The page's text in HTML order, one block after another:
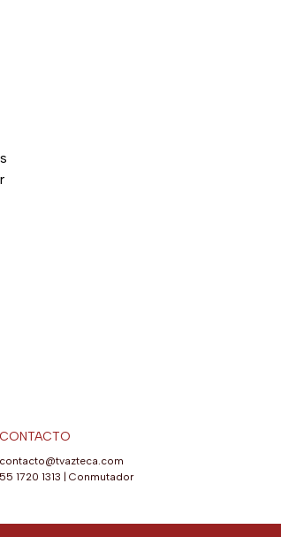
CONTACTO
contacto@tvazteca.com
55 1720 1313 | Conmutador